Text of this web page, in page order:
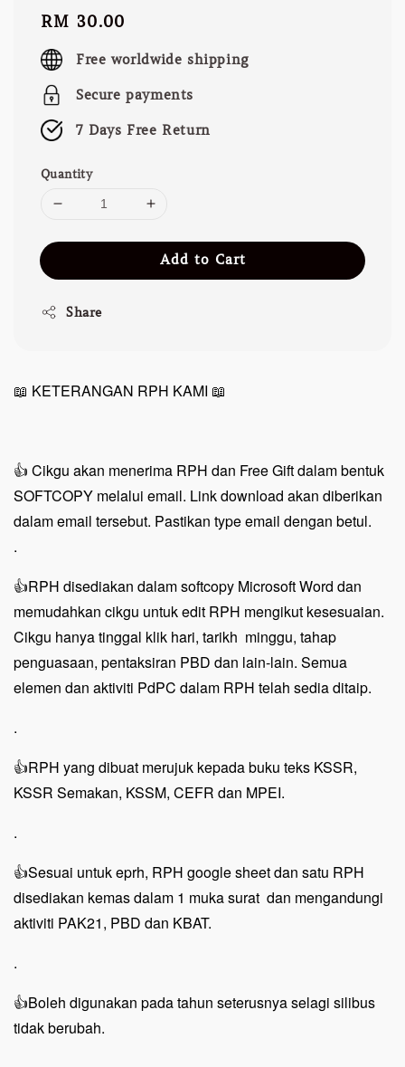
Regular
price
RM 30.00
Free worldwide shipping
Secure payments
7 Days Free Return
Quantity
Add to Cart
Share
📖 KETERANGAN RPH KAMI 📖
👍 Cikgu akan menerima RPH dan Free Gift dalam bentuk
SOFTCOPY melalui email. Link download akan diberikan
dalam email tersebut. Pastikan type email dengan betul.
.
👍RPH disediakan dalam softcopy Microsoft Word dan
memudahkan cikgu untuk edit RPH mengikut kesesuaian.
Cikgu hanya tinggal klik hari, tarikh minggu, tahap
penguasaan, pentaksiran PBD dan lain-lain. Semua
elemen dan aktiviti PdPC dalam RPH telah sedia ditaip.
.
👍RPH yang dibuat merujuk kepada buku teks KSSR,
KSSR Semakan, KSSM, CEFR dan MPEI.
.
👍Sesuai untuk eprh, RPH google sheet dan satu RPH
disediakan kemas dalam 1 muka surat dan mengandungi
aktiviti PAK21, PBD dan KBAT.
.
👍Boleh digunakan pada tahun seterusnya selagi silibus
tidak berubah.